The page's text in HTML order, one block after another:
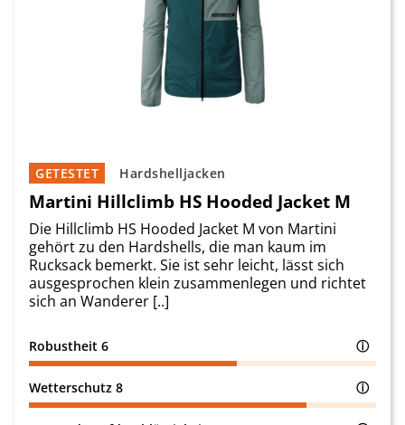
Hardshelljacken
GETESTET
Martini Hillclimb HS Hooded Jacket M
Die Hillclimb HS Hooded Jacket M von Martini
gehört zu den Hardshells, die man kaum im
Rucksack bemerkt. Sie ist sehr leicht, lässt sich
ausgesprochen klein zusammenlegen und richtet
sich an Wanderer [..]
Robustheit 6 ⓘ
Wetterschutz 8 ⓘ